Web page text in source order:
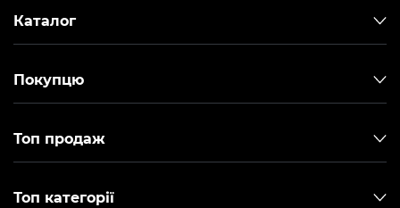
Каталог
Покупцю
Топ продаж
Топ категорії